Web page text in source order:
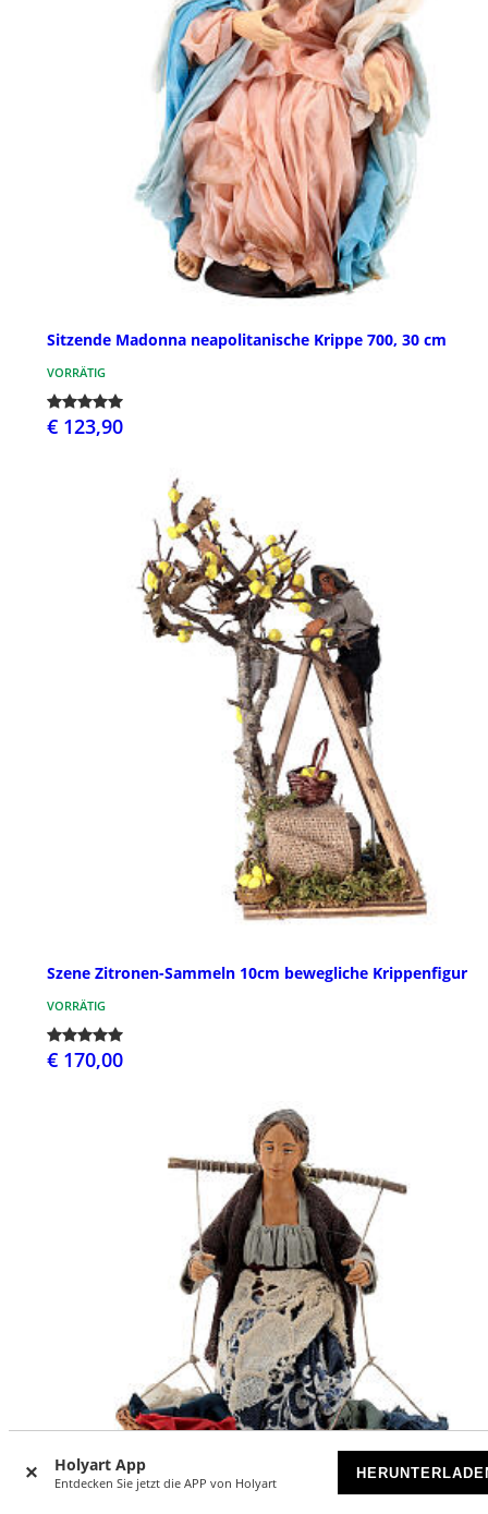
Holyart App
Entdecken Sie jetzt die APP von Holyart
Sitzende Madonna neapolitanische Krippe 700, 30 cm
VORRÄTIG
€ 123,90
Szene Zitronen-Sammeln 10cm bewegliche Krippenfigur
VORRÄTIG
€ 170,00